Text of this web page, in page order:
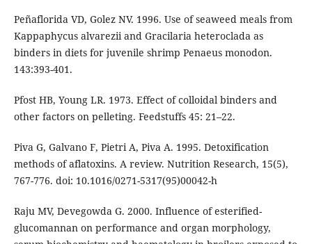
Peñaflorida VD, Golez NV. 1996. Use of seaweed meals from
Kappaphycus alvarezii and Gracilaria heteroclada as
binders in diets for juvenile shrimp Penaeus monodon.
143:393-401.
Pfost HB, Young LR. 1973. Effect of colloidal binders and
other factors on pelleting. Feedstuffs 45: 21–22.
Piva G, Galvano F, Pietri A, Piva A. 1995. Detoxification
methods of aflatoxins. A review. Nutrition Research, 15(5),
767-776. doi: 10.1016/0271-5317(95)00042-h
Raju MV, Devegowda G. 2000. Influence of esterified-
glucomannan on performance and organ morphology,